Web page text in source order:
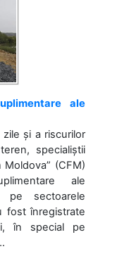
ale
și a riscurilor
specialiștii
(CFM)
ale
pe sectoarele
fost înregistrate
în special pe